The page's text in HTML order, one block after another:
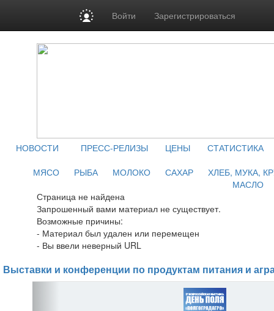
Войти Зарегистрироваться
НОВОСТИ ПРЕСС-РЕЛИЗЫ ЦЕНЫ
СТАТИСТИКА
МЯСО
РЫБА МОЛОКО САХАР
ХЛЕБ, МУКА,
МАСЛО
Страница не найдена
Запрошенный вами материал не существует.
Возможные причины:
- Материал был удален или перемещен
- Вы ввели неверный URL
Выставки и конференции по продуктам питания и